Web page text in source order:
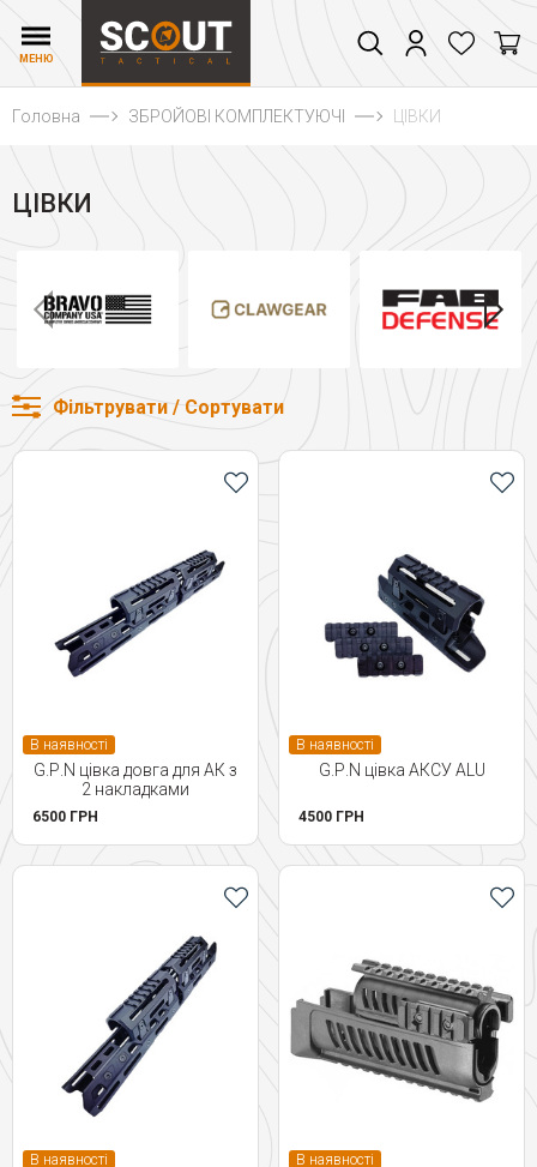
МЕНЮ
Головна ЗБРОЙОВІ КОМПЛЕКТУЮЧІ ЦІВКИ
ЦІВКИ
Фільтрувати / Сортувати
В наявності
G.Р.N цівка довга для АК з
2 накладками
6500 ГРН
В наявності
G.Р.N цівка АКСУ ALU
4500 ГРН
В наявності В наявності